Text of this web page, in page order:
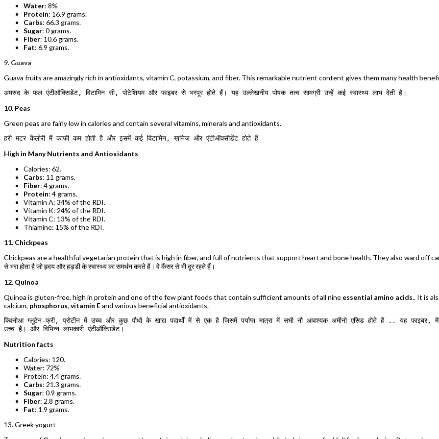
Water: 8%
Protein: 16.9 grams.
Carbs: 66.3 grams.
Sugar: 0 grams.
Fiber: 10.6 grams.
Fat: 6.9 grams.
9. Guava
Guava fruits are amazingly rich in antioxidants, vitamin C, potassium, and fiber. This remarkable nutrient content gives them many health
अमरुद के फल एंटीऑक्सिडेंट, विटामिन सी, पोटेशियम और फाइबर से भरपूर होते हैं। यह उल्लेखनीय पोषक तत्व सामग्री उन्हें कई स्वास्थ्य लाभ देती है।
10. Peas
Green peas are fairly low in calories and contain several vitamins, minerals and antioxidants.
हरी मटर कैलोरी में काफी कम होती है और इसमें कई विटामिन, खनिज और एंटीऑक्सीडेंट होते हैं
High in Many Nutrients and Antioxidants
Calories: 62.
Carbs: 11 grams.
Fiber: 4 grams.
Protein: 4 grams.
Vitamin A: 34% of the RDI.
Vitamin K: 24% of the RDI.
Vitamin C: 13% of the RDI.
Thiamine: 15% of the RDI.
11. Chickpeas
Chickpeas are a healthful vegetarian protein that is high in fiber, and full of nutrients that support heart and bone health. They also ward off cancer.
से भरा होता है जो हृदय और हड्डी के स्वास्थ्य का समर्थन करते हैं। वे कैंसर से भी दूर रहते हैं।
12. Quinoa
Quinoa is gluten-free, high in protein and one of the few plant foods that contain sufficient amounts of all nine essential amino acids.. It is
calcium, phosphorus, vitamin Eand various beneficial antioxidants.
क्विनोआ ग्लूटेन-फ्री, प्रोटीन में उच्च और कुछ पौधों के खाद्य पदार्थों में से एक है जिसमें पर्याप्त मात्रा में सभी नौ आवश्यक अमीनो एसिड होते हैं .. यह फाइबर,
उच्च है। और विभिन्न लाभकारी एंटीऑक्सिडेंट।
Nutrition facts
Calories: 120.
Water: 72%
Protein: 4.4 grams.
Carbs: 21.3 grams.
Sugar: 0.9 grams.
Fiber: 2.8 grams.
Fat: 1.9 grams.
13. Greek yogurt